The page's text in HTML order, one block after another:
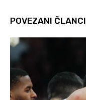
POVEZANI ČLANCI